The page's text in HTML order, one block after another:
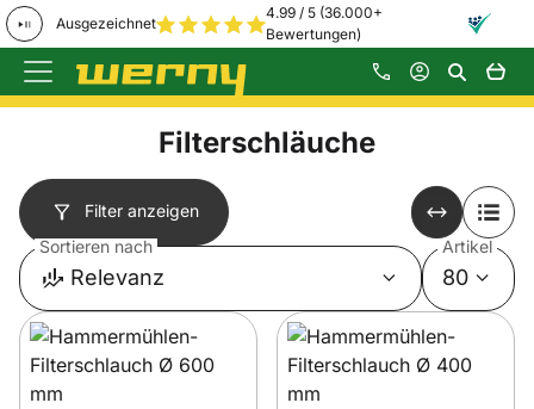
Ausgezeichnet
4.99 / 5 (36.000+
Bewertungen)
Zum Hauptinhalt springen
Filterschläuche
Filter anzeigen
Sortieren nach
Relevanz
Artikel
80